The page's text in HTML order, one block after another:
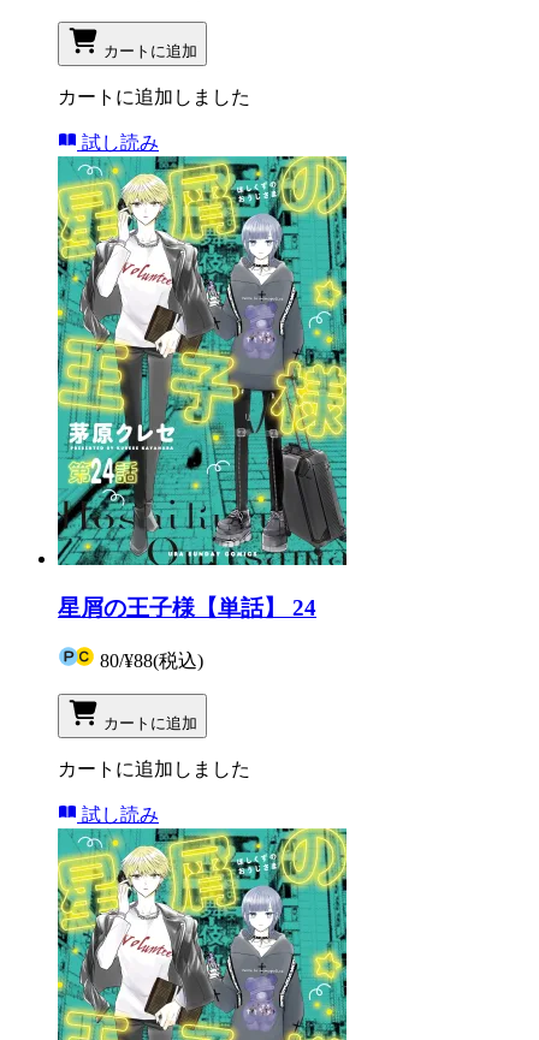
カートに追加
カートに追加しました
試し読み
星屑の王子様【単話】 24
80/¥88(税込)
カートに追加
カートに追加しました
試し読み